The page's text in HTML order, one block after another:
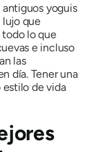
yoguis
que
todo lo que
e incluso
las
día. Tener una
de vida